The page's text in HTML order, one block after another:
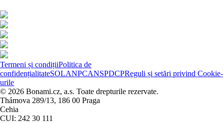
Termeni și condițiiPolitica de
confidențialitateSOLANPCANSPDCPReguli și setări privind Cookie-
urile
© 2026 Bonami.cz, a.s. Toate drepturile rezervate.
Thámova 289/13, 186 00 Praga
Cehia
CUI: 242 30 111